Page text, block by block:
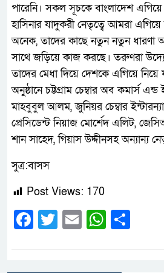
পারেনি। সকল সূচকে বাংলাদেশ এগিয়ে
হাসিনার যাদুকরী নেতৃত্বে আমরা
অনেক, তাদের কাছে নতুন নতুন ধারণা
সাথে জড়িয়ে কাজ করছে। তরুণরা
তাদের মেধা দিয়ে দেশকে এগিয়ে
অনুষ্ঠানে চট্টগ্রাম চেম্বার অব কমার্স এন্ড
মাহবুবুল আলম, জুনিয়র চেম্বার
প্রেসিডেন্ট নিয়াজ মোর্শেদ এলিট,
শান সাহেদ, গিয়াস উদ্দীনসহ অন্যান্য
সুত্র:বাসস
Post Views: 170
Facebook
Twitter
Email